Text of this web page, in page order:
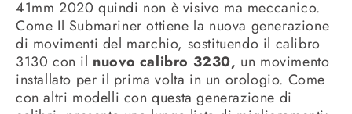
41mm 2020 quindi non è visivo ma meccanico.
Come Il Submariner ottiene la nuova generazione
di movimenti del marchio, sostituendo il calibro
3130 con il nuovo calibro 3230, un movimento
installato per il prima volta in un orologio. Come
con altri modelli con questa generazione di